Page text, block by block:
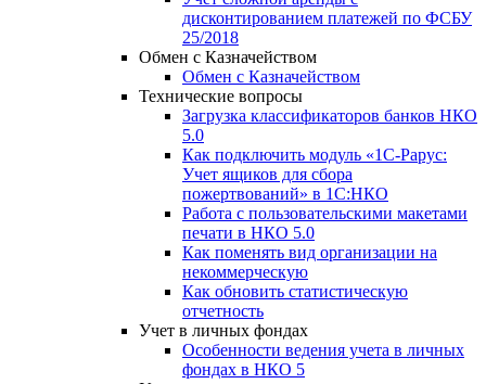
дисконтированием платежей по ФСБУ
25/2018
Обмен с Казначейством
Обмен с Казначейством
Технические вопросы
Загрузка классификаторов банков НКО
5.0
Как подключить модуль «1С-Рарус:
Учет ящиков для сбора
пожертвований» в 1С:НКО
Работа с пользовательскими макетами
печати в НКО 5.0
Как поменять вид организации на
некоммерческую
Как обновить статистическую
отчетность
Учет в личных фондах
Особенности ведения учета в личных
фондах в НКО 5